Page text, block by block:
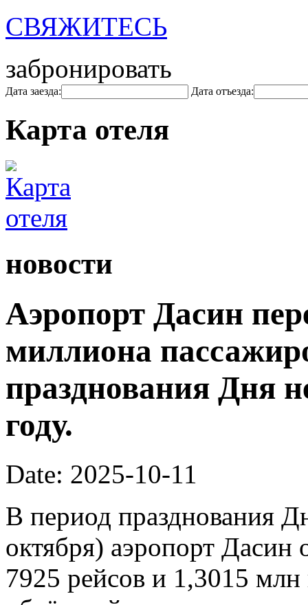
СВЯЖИТЕСЬ
забронировать
Дата заезда: Дата отъезда:
Карта отеля
новости
Аэропорт Дасин
миллиона
празднования Дня
году.
Date: 2025-10-11
В период празднования
октября) аэропорт
7925 рейсов и 1,3015